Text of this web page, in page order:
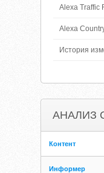
Alexa Traffic
Alexa
История
АНАЛИЗ
Контент
Информер